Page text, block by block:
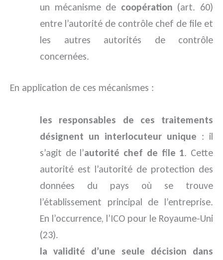
un mécanisme de coopération (art. 60)
entre l’autorité de contrôle chef de file et
les autres autorités de contrôle
concernées.
En application de ces mécanismes :
les responsables de ces traitements
désignent un interlocuteur unique : il
s’agit de l’autorité chef de file 1. Cette
autorité est l’autorité de protection des
données du pays où se trouve
l’établissement principal de l’entreprise.
En l’occurrence, l’ICO pour le Royaume-Uni
(23).
la validité d’une seule décision dans